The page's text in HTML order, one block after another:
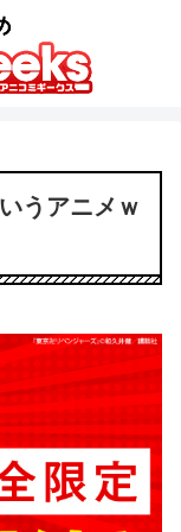
うアニメｗ